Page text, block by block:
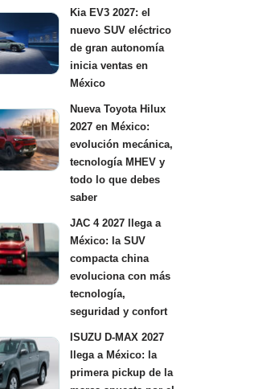
Kia EV3 2027: el
nuevo SUV eléctrico
de gran autonomía
inicia ventas en
México
Nueva Toyota Hilux
2027 en México:
evolución mecánica,
tecnología MHEV y
todo lo que debes
saber
JAC 4 2027 llega a
México: la SUV
compacta china
evoluciona con más
tecnología,
seguridad y confort
ISUZU D-MAX 2027
llega a México: la
primera pickup de la